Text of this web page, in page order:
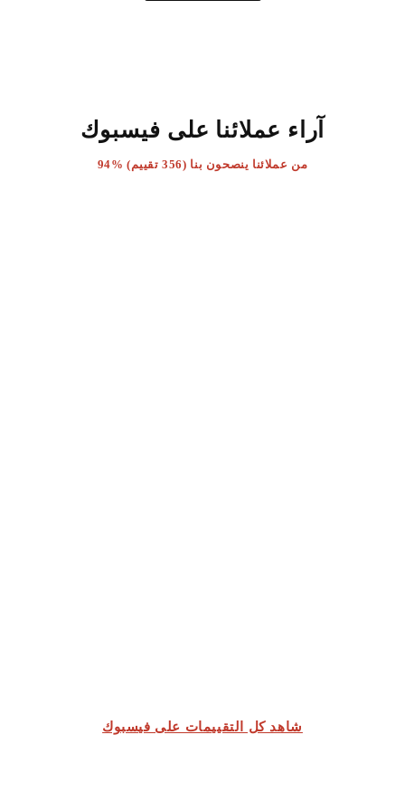
آراء عملائنا على فيسبوك
94% من عملائنا ينصحون بنا (356 تقييم)
شاهد كل التقييمات على فيسبوك